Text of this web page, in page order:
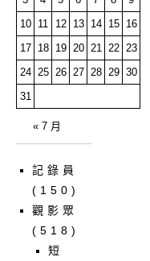
10
11 12 13 14 15
16
17
18 19 20 21 22
23
24
25 26 27 28 29 30
31
« 7 月
記錄員
(150)
觀影眾
(518)
短